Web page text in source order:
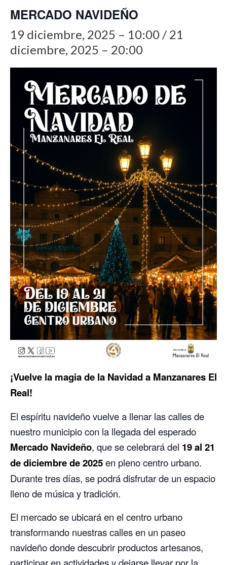
MERCADO NAVIDEÑO
19 diciembre, 2025 – 10:00 / 21
diciembre, 2025 – 20:00
¡Vuelve la magia de la Navidad a Manzanares El
Real!
El espíritu navideño vuelve a llenar las calles de
nuestro municipio con la llegada del esperado
Mercado Navideño, que se celebrará del 19 al 21
de diciembre de 2025en pleno centro urbano.
Durante tres días, se podrá disfrutar de un espacio
lleno de música y tradición.
El mercado se ubicará en el centro urbano
transformando nuestras calles en un paseo
navideño donde descubrir productos artesanos,